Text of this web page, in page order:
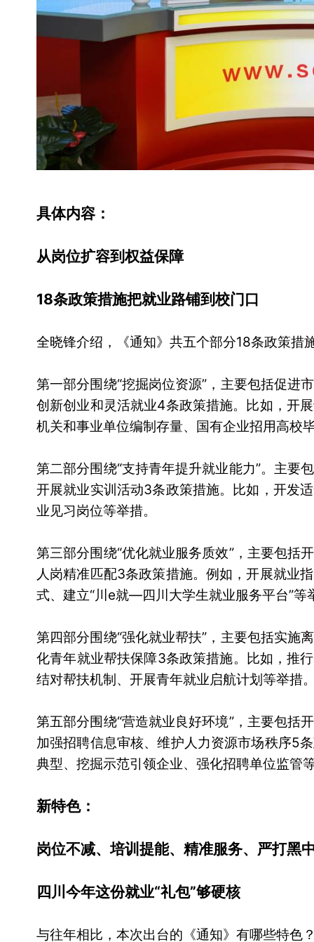
具体内容：
从岗位扩容到权益保障
18条政策措施把就业路铺到校门口
全晓锋介绍，《通知》共五个部分18条政策措
第一部分围绕“挖掘岗位资源”，主要包括促进
创新创业和灵活就业4条政策措施。比如，开
机关和事业单位编制存量、国有企业招用高校
第二部分围绕“支持青年提升就业能力”。主要
开展就业实训活动3条政策措施。比如，开发
业见习岗位等举措。
第三部分围绕“优化就业服务质效”，主要包括
人岗精准匹配3条政策措施。例如，开展就业
式、建立“川e就—四川大学生就业服务平台”等
第四部分围绕“强化就业帮扶”，主要包括实施
化青年就业帮扶保障3条政策措施。比如，推
结对帮扶机制、开展青年就业启航计划等举措
第五部分围绕“营造就业良好环境”，主要包括
加强招聘信息审核、维护人力资源市场秩序5
典型、挖掘示范引领企业、强化招聘单位监管
新特色：
岗位不减、培训提能、精准服务、严打黑
四川今年这份就业“礼包”够硬核
与往年相比，本次出台的《通知》有哪些特色